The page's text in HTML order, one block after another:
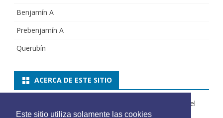
Este sitio utiliza solamente las cookies
Benjamín A
Prebenjamín A
Querubín
ACERCA DE ESTE SITIO
Web oficial del Xirivella CF. Si tienes sugerencias sobre el
sitio escribe aadmonweb@xirivellacf.es